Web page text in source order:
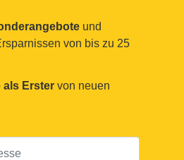
und
von bis zu 25
als Erster von neuen